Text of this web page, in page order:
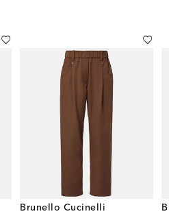
Brunello Cucinelli